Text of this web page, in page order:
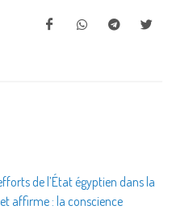
de l’État égyptien dans la
affirme : la conscience